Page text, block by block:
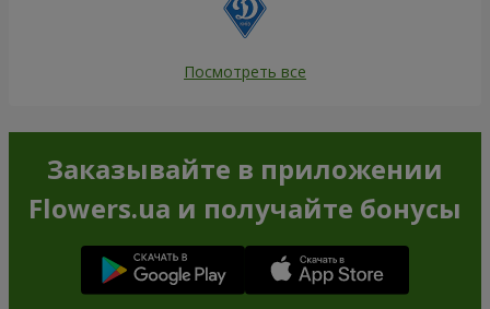
Посмотреть все
Заказывайте в приложении
Flowers.ua и получайте бонусы